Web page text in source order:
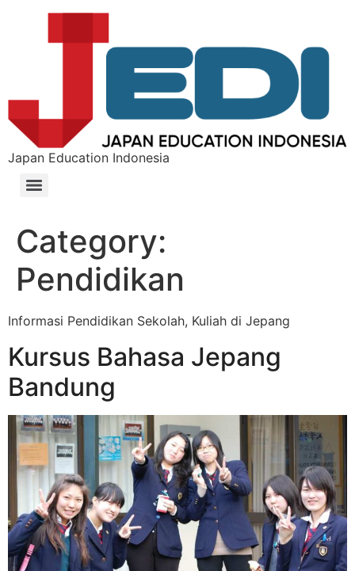
Japan Education Indonesia
Category:
Pendidikan
Informasi Pendidikan Sekolah, Kuliah di Jepang
Kursus Bahasa Jepang
Bandung